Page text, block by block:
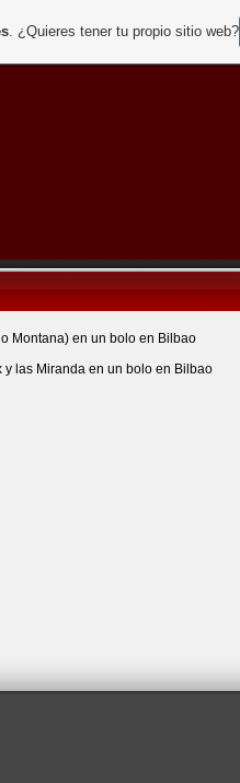
Montana) en un bolo en Bilbao
las Miranda en un bolo en Bilbao
. ¿Quieres tener tu propio sitio web?